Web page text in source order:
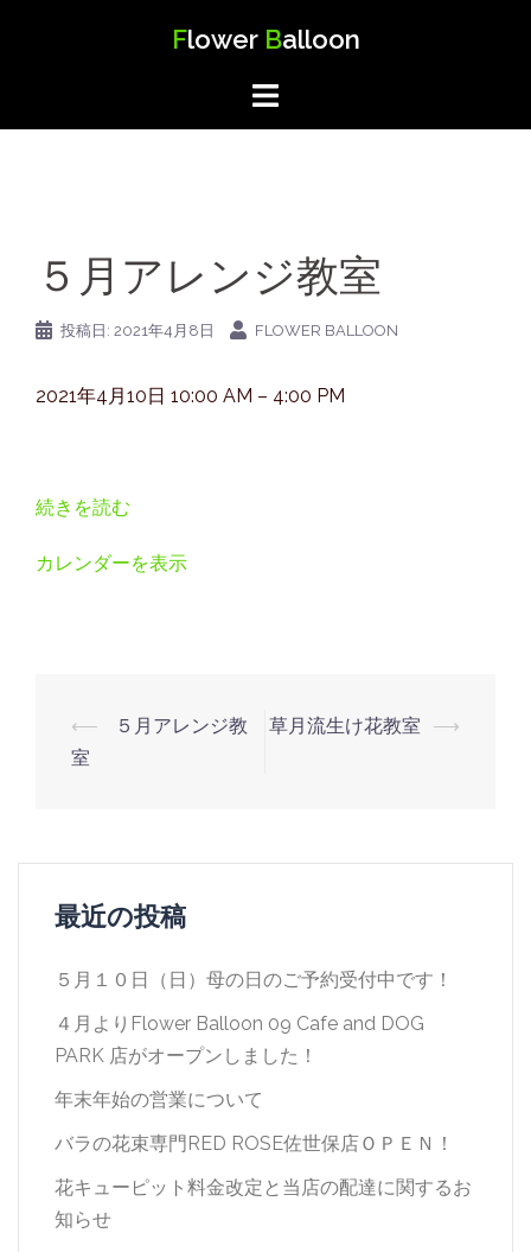
Flower Balloon
５月アレンジ教室
投稿日: 2021年4月8日 FLOWER BALLOON
NBC
ン
グ
2021年4月10日 10:00 AM – 4:00 PM
続きを読む
カレンダーを表示
投
稿
ゲ
ー
シ
ョ
ン
⟵
５月アレンジ教
室
草月流生け花教室 ⟶
最近の投稿
５月１０日（日）母の日のご予約受付中です！
４月よりFlower Balloon 09 Cafe and DOG
PARK 店がオープンしました！
年末年始の営業について
バラの花束専門RED ROSE佐世保店ＯＰＥＮ！
花キューピット料金改定と当店の配達に関するお
知らせ